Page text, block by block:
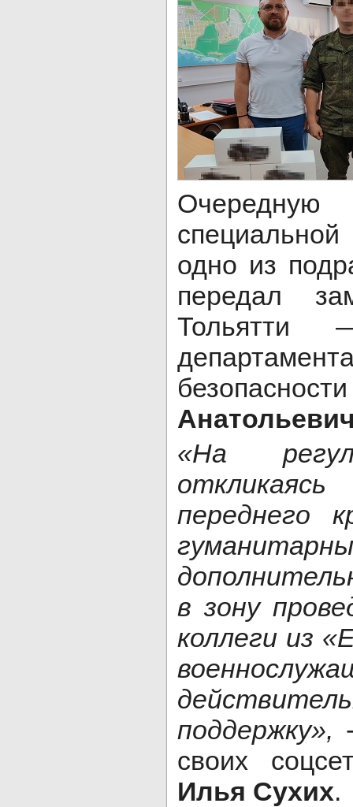
одно из
передал
Тольятти
«На
переднего
в зону
коллеги из
поддержку»,
своих
Илья Сухих.